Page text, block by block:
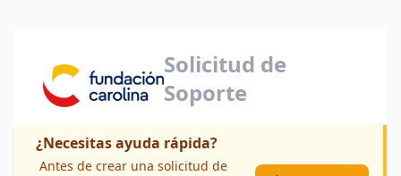
Solicitud de
Soporte
¿Necesitas ayuda rápida?
Antes de crear una solicitud de